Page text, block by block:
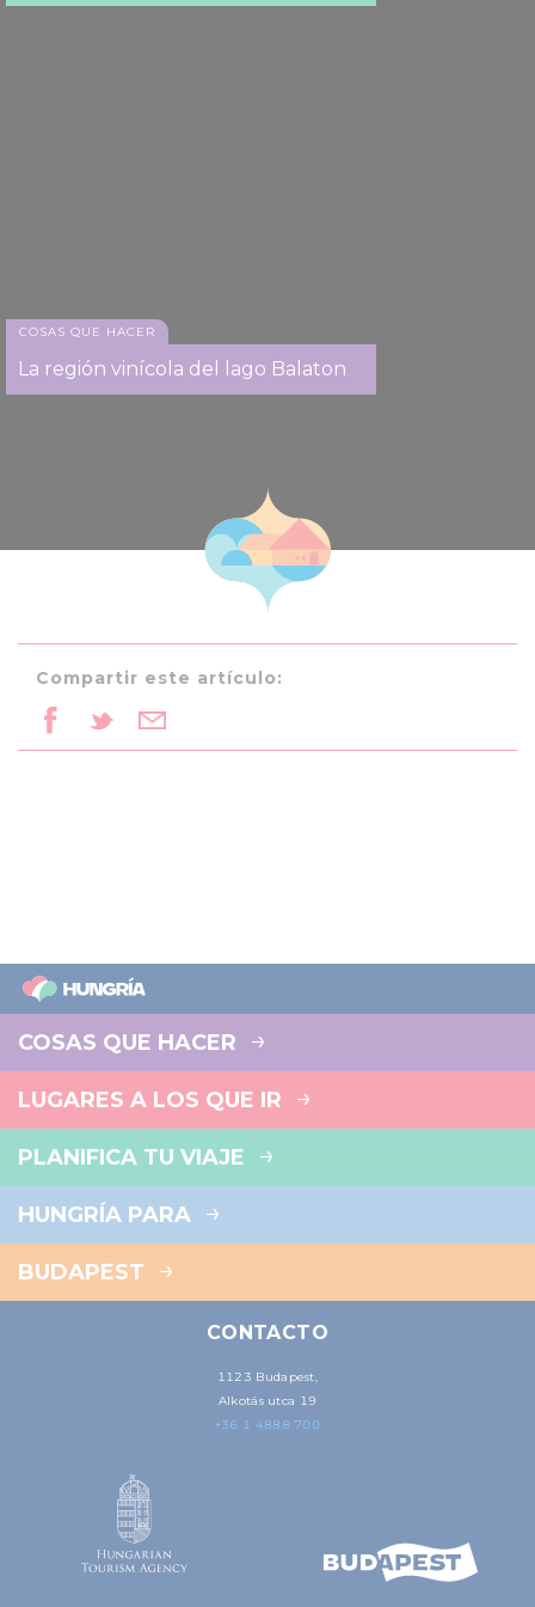
COSAS QUE HACER
La región vinícola del lago Balaton
Compartir este artículo:
COSAS QUE HACER
LUGARES A LOS QUE IR
PLANIFICA TU VIAJE
HUNGRÍA PARA
BUDAPEST
CONTACTO
1123 Budapest,
Alkotás utca 19
+36 1 4888 700